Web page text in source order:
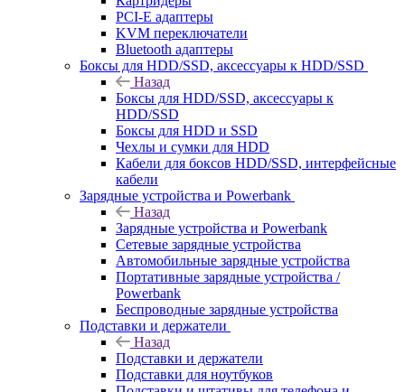
PCI-E адаптеры
KVM переключатели
Bluetooth адаптеры
Боксы для HDD/SSD, аксессуары к HDD/SSD
Назад
Боксы для HDD/SSD, аксессуары к
HDD/SSD
Боксы для HDD и SSD
Чехлы и сумки для HDD
Кабели для боксов HDD/SSD, интерфейсные
кабели
Зарядные устройства и Powerbank
Назад
Зарядные устройства и Powerbank
Сетевые зарядные устройства
Автомобильные зарядные устройства
Портативные зарядные устройства /
Powerbank
Беспроводные зарядные устройства
Подставки и держатели
Назад
Подставки и держатели
Подставки для ноутбуков